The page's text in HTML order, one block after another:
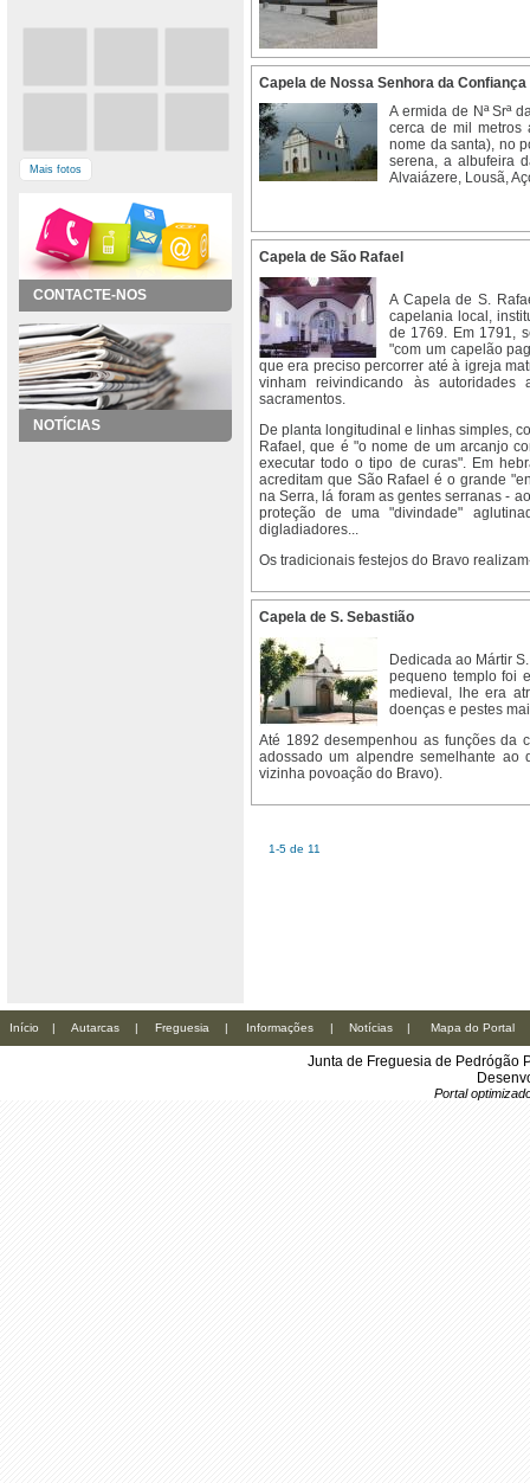
Mais fotos
CONTACTE-NOS
NOTÍCIAS
Capela de Nossa Senhora da Confiança
A ermida de Nª Srª
cerca de mil metros
nome da santa), no
serena, a albufeira
Alvaiázere, Lousã,
Capela de São Rafael
A Capela de S.
capelania local,
de 1769. Em 1791,
"com um capelão
que era preciso percorrer até à igreja
vinham reivindicando às
sacramentos.
De planta longitudinal e linhas simples,
Rafael, que é "o nome de um arcanjo
executar todo o tipo de curas". Em
acreditam que São Rafael é o grande
na Serra, lá foram as gentes serranas -
proteção de uma "divindade"
digladiadores...
Os tradicionais festejos do Bravo
Capela de S. Sebastião
Dedicada ao Mártir
pequeno templo foi
medieval, lhe era
doenças e pestes
Até 1892 desempenhou as funções da
adossado um alpendre semelhante
vizinha povoação do Bravo).
1-5 de 11
Início | Autarcas | Freguesia | Informações | Notícias | Mapa do Portal
Junta de Freguesia de Pedrógão
Portal